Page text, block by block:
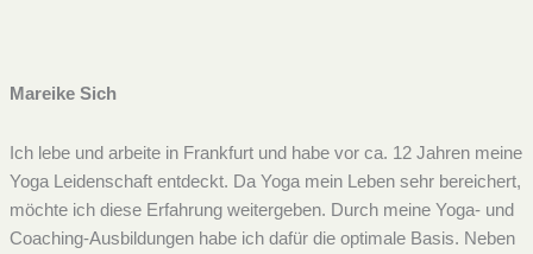
Mareike Sich
Ich lebe und arbeite in Frankfurt und habe vor ca. 12 Jahren meine
Yoga Leidenschaft entdeckt. Da Yoga mein Leben sehr bereichert,
möchte ich diese Erfahrung weitergeben. Durch meine Yoga- und
Coaching-Ausbildungen habe ich dafür die optimale Basis. Neben